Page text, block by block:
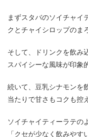
まずスタバのソイチャイ
クとチャイシロップのま
そして、ドリンクを飲み
スパイシーな風味が印象
続いて、豆乳シナモンを
当たりで甘さもコクも控
ソイチャイティーラテの
「クセが少なく飲みやす